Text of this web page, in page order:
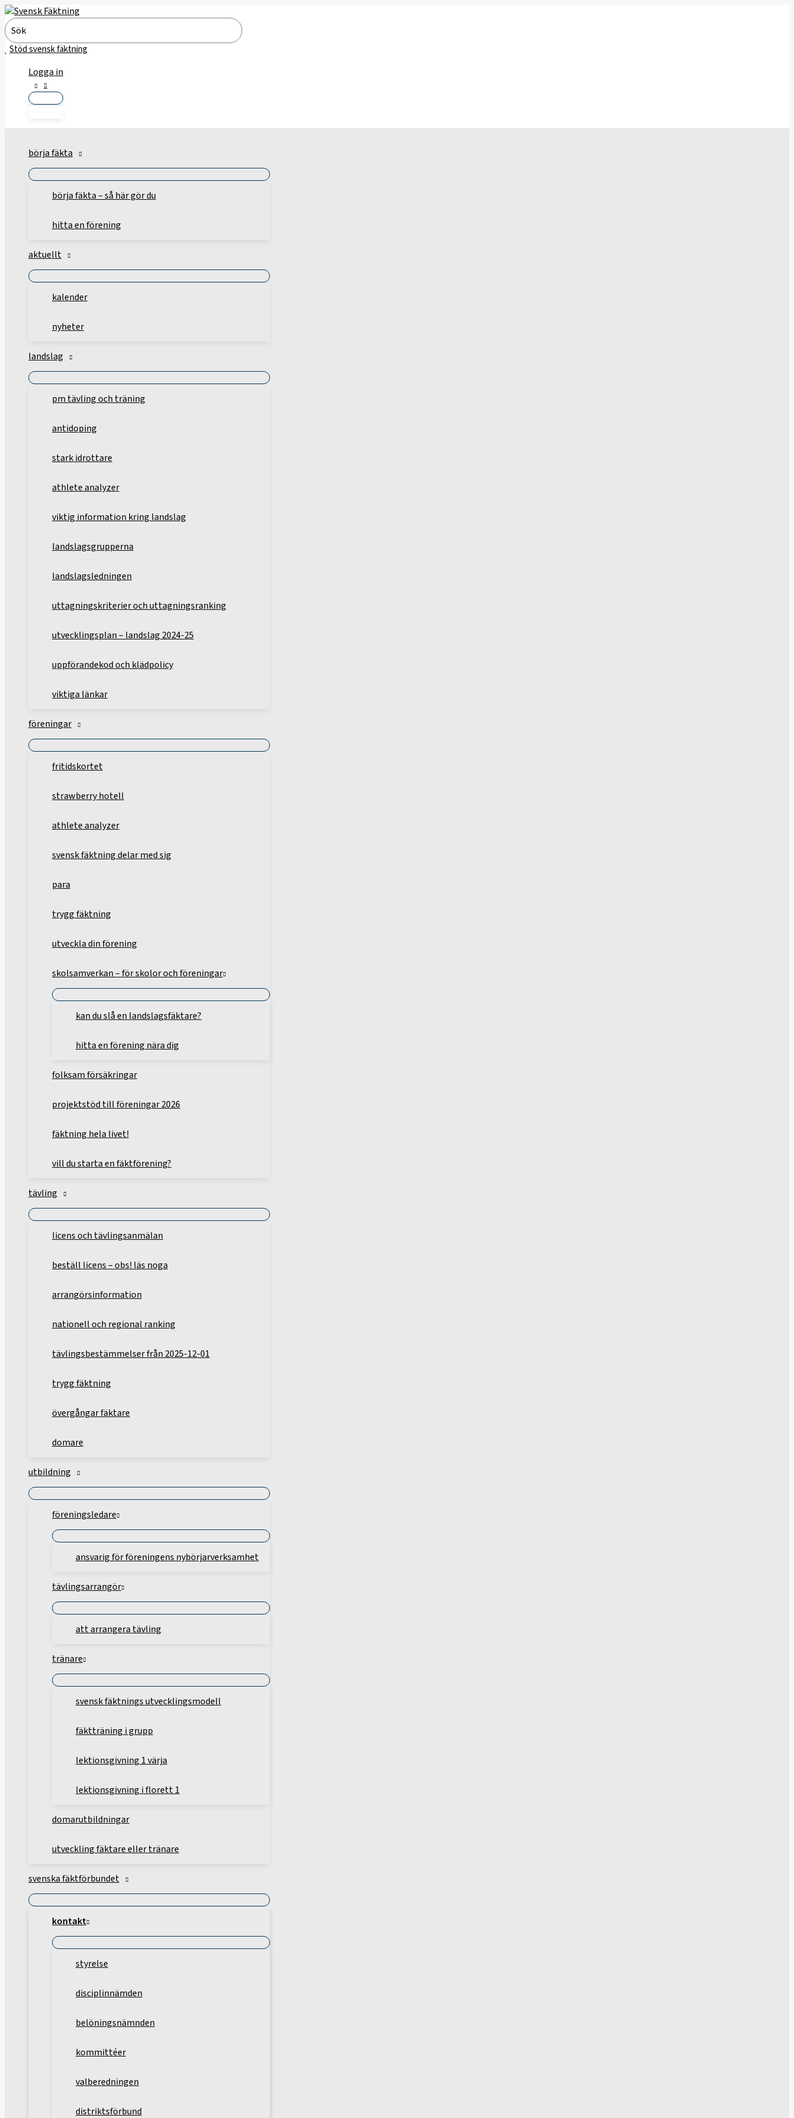
Hoppa
till
innehåll
Search
for:
Stöd svensk fäktning
Logga in
börja fäkta
börja fäkta – så här gör du
hitta en förening
aktuellt
kalender
nyheter
landslag
pm tävling och träning
antidoping
stark idrottare
athlete analyzer
viktig information kring landslag
landslagsgrupperna
landslagsledningen
uttagningskriterier och uttagningsranking
utvecklingsplan – landslag 2024-25
uppförandekod och klädpolicy
viktiga länkar
föreningar
fritidskortet
strawberry hotell
athlete analyzer
svensk fäktning delar med sig
para
trygg fäktning
utveckla din förening
skolsamverkan – för skolor och föreningar
kan du slå en landslagsfäktare?
hitta en förening nära dig
folksam försäkringar
projektstöd till föreningar 2026
fäktning hela livet!
vill du starta en fäktförening?
tävling
licens och tävlingsanmälan
beställ licens – obs! läs noga
arrangörsinformation
nationell och regional ranking
tävlingsbestämmelser från 2025-12-01
trygg fäktning
övergångar fäktare
domare
utbildning
föreningsledare
ansvarig för föreningens nybörjarverksamhet
tävlingsarrangör
att arrangera tävling
tränare
svensk fäktnings utvecklingsmodell
fäktträning i grupp
lektionsgivning 1 värja
lektionsgivning i florett 1
domarutbildningar
utveckling fäktare eller tränare
svenska fäktförbundet
kontakt
styrelse
disciplinnämden
belöningsnämnden
kommittéer
valberedningen
distriktsförbund